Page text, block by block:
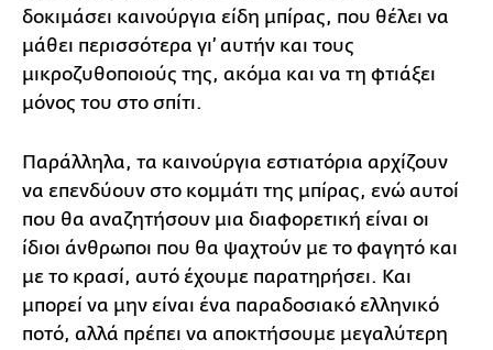
δοκιμάσει καινούργια είδη μπίρας, που θέλει να
μάθει περισσότερα γι’ αυτήν και τους
μικροζυθοποιούς της, ακόμα και να τη φτιάξει
μόνος του στο σπίτι.
Παράλληλα, τα καινούργια εστιατόρια αρχίζουν
να επενδύουν στο κομμάτι της μπίρας, ενώ αυτοί
που θα αναζητήσουν μια διαφορετική είναι οι
ίδιοι άνθρωποι που θα ψαχτούν με το φαγητό και
με το κρασί, αυτό έχουμε παρατηρήσει. Και
μπορεί να μην είναι ένα παραδοσιακό ελληνικό
ποτό, αλλά πρέπει να αποκτήσουμε μεγαλύτερη